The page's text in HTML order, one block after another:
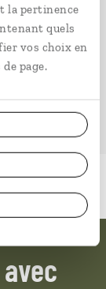
la pertinence
quels
vos choix en
page.
du bout du
d’aller voir